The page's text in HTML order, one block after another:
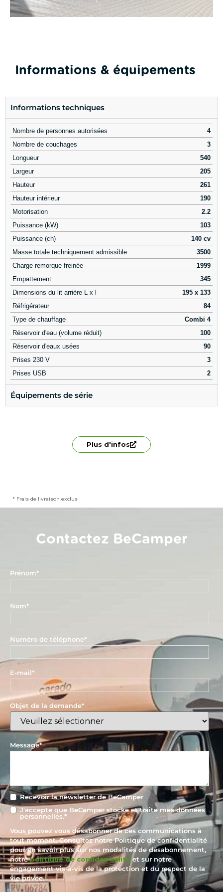
Informations & équipements
Informations techniques
Nombre de personnes autorisées
4
Nombre de couchages
3
Longueur
540
Largeur
205
Hauteur
261
Hauteur intérieur
190
Motorisation
2.2
Puissance (kW)
103
Puissance (ch)
140 cv
Masse totale techniquement admissible
3500
Charge remorque freinée
1999
Empattement
345
Dimensions du lit arrière L x l
195 x 133
Réfrigérateur
84
Type de chauffage
Combi 4
Réservoir d'eau (volume réduit)
100
Réservoir d'eaux usées
90
Prises 230 V
3
Prises USB
2
Équipements de série
Plus d'infos
* Frais de livraison exclus
Contactez BeCamper
Prénom*
Nom*
Numéro de téléphone*
E-mail*
Objet de la demande*
Message*
Recevoir la newsletter de BeCamper
J'accepte que BeCamper stocke et traite mes données
personnelles.*
Vous pouvez vous désabonner de ces communications à
tout moment. Consultez notre Politique de confidentialité
pour en savoir plus sur nos modalités de désabonnement,
notrepolitique de confidentialitéet sur notre
engagement vis-à-vis de la protection et du respect de la
vie privée.